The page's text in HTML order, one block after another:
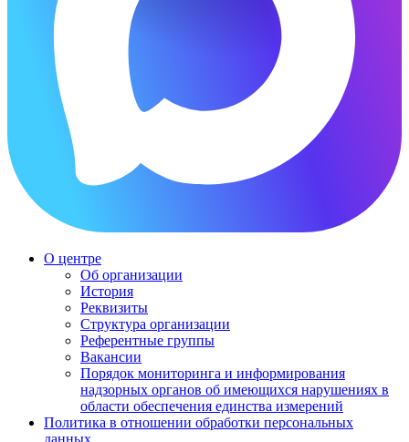
О центре
Об организации
История
Реквизиты
Структура организации
Референтные группы
Вакансии
Порядок мониторинга и информирования
надзорных органов об имеющихся нарушениях в
области обеспечения единства измерений
Политика в отношении обработки персональных
данных